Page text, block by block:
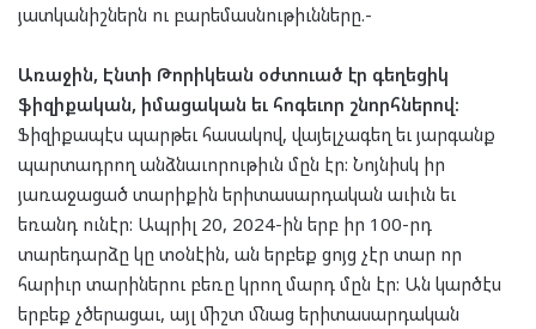
յատկանիշներն ու բարեմասնութիւնները.-
Առաջին, Էնտի Թորիկեան օժտուած էր գեղեցիկ
ֆիզիքական, իմացական եւ հոգեւոր շնորհներով:
Ֆիզիքապէս պարթեւ հասակով, վայելչագեղ եւ յարգանք
պարտադրող անձնաւորութիւն մըն էր: Նոյնիսկ իր
յառաջացած տարիքին երիտասարդական աւիւն եւ
եռանդ ունէր: Ապրիլ 20, 2024-ին երբ իր 100-րդ
տարեդարձը կը տօնէին, ան երբեք ցոյց չէր տար որ
հարիւր տարիներու բեռը կրող մարդ մըն էր: Ան կարծէս
երբեք չծերացաւ, այլ միշտ մնաց երիտասարդական